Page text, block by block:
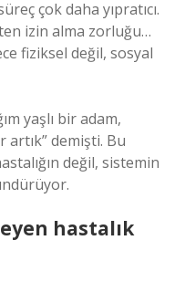
çok daha yıpratıcı.
izin alma zorluğu…
fiziksel değil, sosyal
yaşlı bir adam,
demişti. Bu
değil, sistemin
hastalık